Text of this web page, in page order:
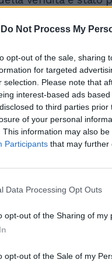
Do Not Process My
opt-out of the sale, sharing
for targeted
selection. Please note that
interest-based ads
to third parties
of your personal
This information may also
Participants that may further
Data Processing Opt Outs
opt-out of the Sharing of my
opt-out of the Sale of my
della
vendita in uno dei
di Roma, a
Campidoglio,
di 1.000 mq".
ha un valore
- ornato da
Roma, è
all'immobile oggetto
ingressi. Al piano
5 metri e vista
sono cucina, 4
Rudy